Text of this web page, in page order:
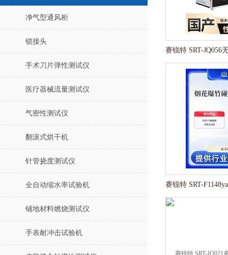
净气型通风柜
锁接头
手术刀片弹性测试仪
医疗器械流量测试仪
气密性测试仪
翻滚式烘干机
针管挠度测试仪
全自动缩水率试验机
铺地材料燃烧测试仪
手表耐冲击试验机